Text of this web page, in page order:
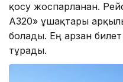
қосу жоспарланған.
A320» ұшақтары
болады. Ең арзан
тұрады.